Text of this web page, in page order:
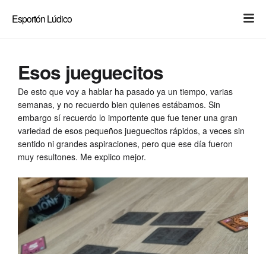
Esportón Lúdico Dark
Esos jueguecitos
De esto que voy a hablar ha pasado ya un tiempo, varias
semanas, y no recuerdo bien quienes estábamos. Sin
embargo sí recuerdo lo importente que fue tener una gran
variedad de esos pequeños jueguecitos rápidos, a veces sin
sentido ni grandes aspiraciones, pero que ese día fueron
muy resultones. Me explico mejor.